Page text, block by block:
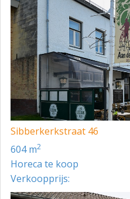
Sibberkerkstraat 46
604 m2
Horeca te koop
Verkoopprijs: